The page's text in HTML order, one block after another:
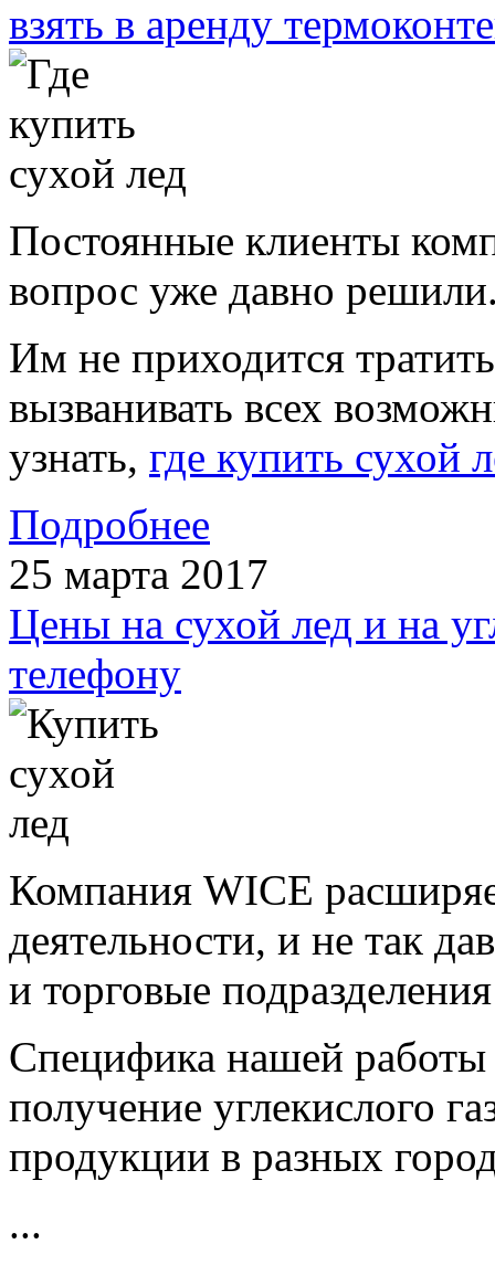
взять в аренду
Постоянные клиенты
вопрос уже давно
Им не приходится
вызванивать всех
узнать, где купить сухой
Подробнее
25 марта 2017
Цены на сухой лед и на
телефону
Компания WICE
деятельности, и не так
и торговые
Специфика нашей работы
получение углекислого
продукции в разных
...